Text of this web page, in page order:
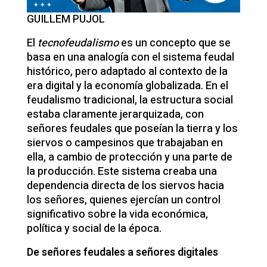
GUILLEM PUJOL
El tecnofeudalismoes un concepto que se
basa en una analogía con el sistema feudal
histórico, pero adaptado al contexto de la
era digital y la economía globalizada. En el
feudalismo tradicional, la estructura social
estaba claramente jerarquizada, con
señores feudales que poseían la tierra y los
siervos o campesinos que trabajaban en
ella, a cambio de protección y una parte de
la producción. Este sistema creaba una
dependencia directa de los siervos hacia
los señores, quienes ejercían un control
significativo sobre la vida económica,
política y social de la época.
De señores feudales a señores digitales